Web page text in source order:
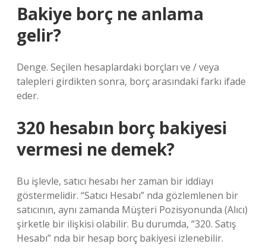
Bakiye borç ne anlama
gelir?
Denge. Seçilen hesaplardaki borçları ve / veya
talepleri girdikten sonra, borç arasındaki farkı ifade
eder.
320 hesabın borç bakiyesi
vermesi ne demek?
Bu işlevle, satıcı hesabı her zaman bir iddiayı
göstermelidir. “Satıcı Hesabı” nda gözlemlenen bir
satıcının, aynı zamanda Müşteri Pozisyonunda (Alıcı)
şirketle bir ilişkisi olabilir. Bu durumda, “320. Satış
Hesabı” nda bir hesap borç bakiyesi izlenebilir.